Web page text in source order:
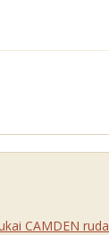
CAMDEN ruda